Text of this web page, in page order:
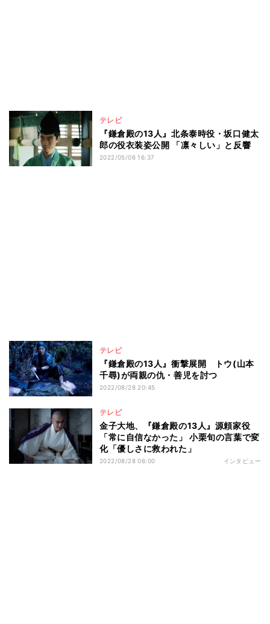
テレビ
『鎌倉殿の13人』北条泰時役・坂口健太
郎の役衣装姿公開 「凛々しい」と反響
2022/05/06 16:37
テレビ
『鎌倉殿の13人』衝撃展開 トウ(山本
千尋)が両親の仇・善児を討つ
2022/08/28 20:45
テレビ
金子大地、『鎌倉殿の13人』源頼家役
「常に自信なかった」 小栗旬の言葉で変
化「優しさに救われた」
2022/08/28 06:00 インタビュー